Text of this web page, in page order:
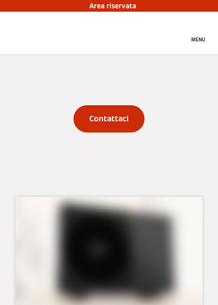
Area riservata
MENU
Contattaci